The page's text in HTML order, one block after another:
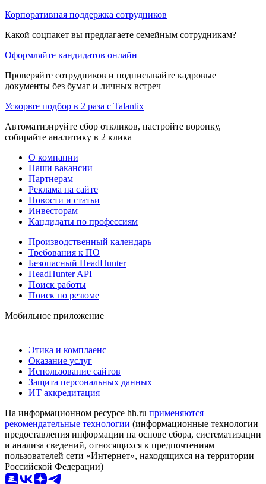
Корпоративная поддержка сотрудников
Какой соцпакет вы предлагаете семейным сотрудникам?
Оформляйте кандидатов онлайн
Проверяйте сотрудников и подписывайте кадровые
документы без бумаг и личных встреч
Ускорьте подбор в 2 раза с Talantix
Автоматизируйте сбор откликов, настройте воронку,
собирайте аналитику в 2 клика
О компании
Наши вакансии
Партнерам
Реклама на сайте
Новости и статьи
Инвесторам
Кандидаты по профессиям
Производственный календарь
Требования к ПО
Безопасный HeadHunter
HeadHunter API
Поиск работы
Поиск по резюме
Мобильное приложение
Этика и комплаенс
Оказание услуг
Использование сайтов
Защита персональных данных
ИТ аккредитация
На информационном ресурсе hh.ru применяются
рекомендательные технологии (информационные технологии
предоставления информации на основе сбора, систематизации
и анализа сведений, относящихся к предпочтениям
пользователей сети «Интернет», находящихся на территории
Российской Федерации)